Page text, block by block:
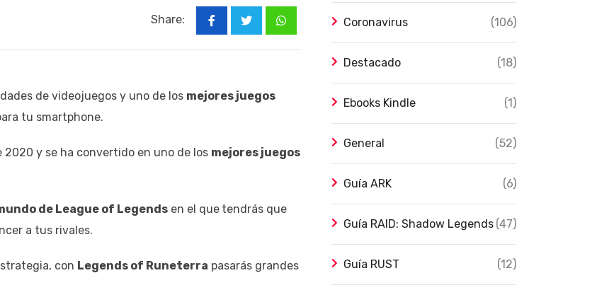
Share:
Whatsapp
de videojuegos y uno de los mejores juegos
tu smartphone.
2020 y se ha convertido en uno de los mejores juegos
de League of Legends en el que tendrás que
a tus rivales.
con Legends of Runeterra pasarás grandes
Coronavirus (106)
Destacado (18)
Ebooks Kindle (1)
General (52)
Guía ARK (6)
Guía RAID: Shadow Legends (47)
Guía RUST (12)